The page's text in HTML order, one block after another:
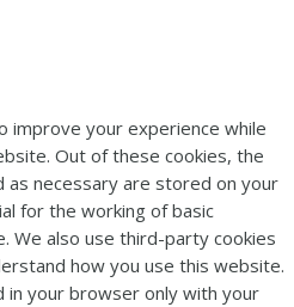
improve your experience while
Out of these cookies, the
necessary are stored on your
for the working of basic
We also use third-party cookies
how you use this website.
in your browser only with your